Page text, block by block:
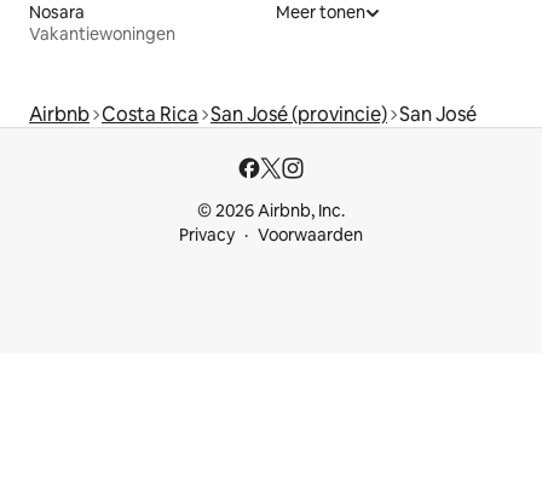
Nosara
Vakantiewoningen
Meer tonen
Airbnb Costa Rica San José (provincie) San José
© 2026 Airbnb, Inc.
Privacy
Voorwaarden